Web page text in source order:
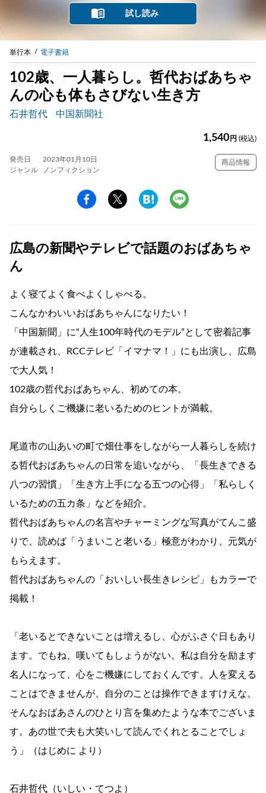
試し読み
単行本 電子書籍
102歳、一人暮らし。哲代おばあちゃ
んの心も体もさびない生き方
石井哲代 中国新聞社
1,540 円 (税込)
発売日
2023年01月10日
ジャンル
ノンフィクション
商品情報
広島の新聞やテレビで話題のおばあちゃ
ん
よく寝てよく食べよくしゃべる。
こんなかわいいおばあちゃんになりたい！
「中国新聞」に“人生100年時代のモデル”として密着記事
が連載され、RCCテレビ「イマナマ！」にも出演し、広島
で大人気！
102歳の哲代おばあちゃん、初めての本。
自分らしくご機嫌に老いるためのヒントが満載。
尾道市の山あいの町で畑仕事をしながら一人暮らしを続け
る哲代おばあちゃんの日常を追いながら、「長生きできる
八つの習慣」「生き方上手になる五つの心得」「私らしく
いるための五カ条」などを紹介。
哲代おばあちゃんの名言やチャーミングな写真がてんこ盛
りで、読めば「うまいこと老いる」極意がわかり、元気が
もらえます。
哲代おばあちゃんの「おいしい長生きレシピ」もカラーで
掲載！
「老いるとできないことは増えるし、心がふさぐ日もあり
ます。でもね、嘆いてもしょうがない。私は自分を励ます
名人になって、心をご機嫌にしておくんです。人を変える
ことはできませんが、自分のことは操作できますけえな。
そんなおばあさんのひとり言を集めたような本でございま
す。あの世で夫も大笑いして読んでくれとることでしょ
う」（はじめに より）
石井哲代（いしい・てつよ）